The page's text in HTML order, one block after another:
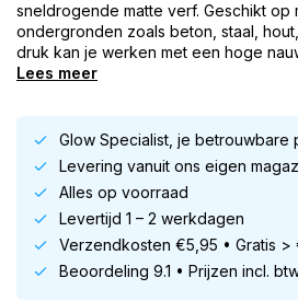
sneldrogende matte verf. Geschikt op
ondergronden zoals beton, staal,
druk kan je werken met een hoge
Lees meer
Glow Specialist, je betrouwbare
Levering vanuit ons eigen
Alles op voorraad
Levertijd 1 – 2 werkdagen
Verzendkosten €5,95 • Gratis >
Beoordeling 9.1 • Prijzen incl.